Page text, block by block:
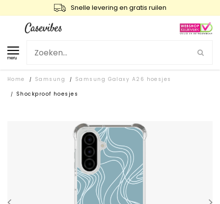
Snelle levering en gratis ruilen
menu
Home / Samsung / Samsung Galaxy A26 hoesjes
/ Shockproof hoesjes